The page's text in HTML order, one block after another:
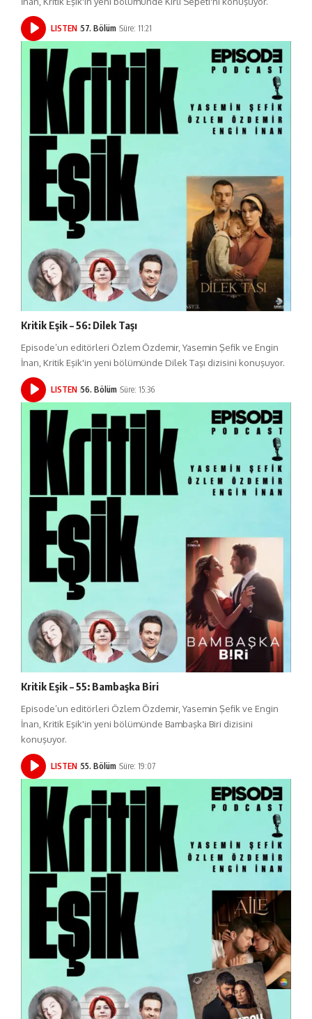
LISTEN 57. Bölüm Süre: 11:21
Kritik Eşik – 56: Dilek Taşı
Episode’un editörleri Özlem Özdemir, Yasemin Şefik ve Engin
İnan, Kritik Eşik'in yeni bölümünde Dilek Taşı dizisini konuşuyor.
LISTEN 56. Bölüm Süre: 15:36
Kritik Eşik – 55: Bambaşka Biri
Episode’un editörleri Özlem Özdemir, Yasemin Şefik ve Engin
İnan, Kritik Eşik'in yeni bölümünde Bambaşka Biri dizisini
konuşuyor.
LISTEN 55. Bölüm Süre: 19:07